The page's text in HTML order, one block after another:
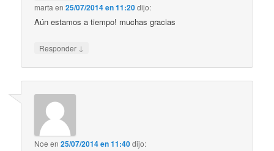
martaen25/07/2014 en 11:20dijo:
Aún estamos a tiempo! muchas gracias
Responder ↓
Noe en25/07/2014 en 11:40dijo: